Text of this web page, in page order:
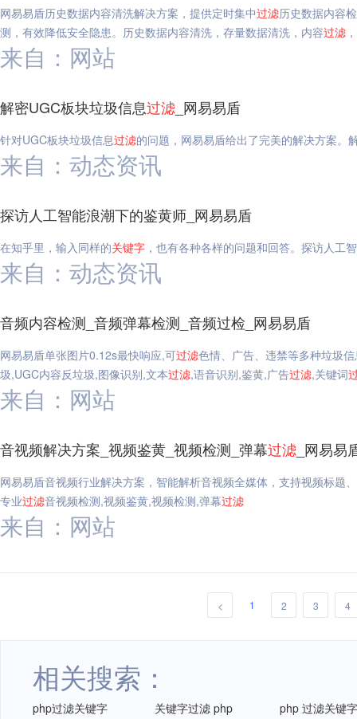
网易易盾历史数据内容清洗解决方案，提供定时集中过滤历史数据内容
测，有效降低安全隐患。历史数据内容清洗，存量数据清洗，内容过滤
来自：网站
解密UGC板块垃圾信息过滤 _网易易盾
针对UGC板块垃圾信息过滤的问题，网易易盾给出了完美的解决方案。
来自：动态资讯
探访人工智能浪潮下的鉴黄师_网易易盾
在知乎里，输入同样的关键字 ，也有各种各样的问题和回答。探访人工
来自：动态资讯
音频内容检测_音频弹幕检测_音频过检_网易易盾
网易易盾单张图片0.12s最快响应,可过滤色情、广告、违禁等多种垃圾
圾,UGC内容反垃圾,图像识别,文本过滤,语音识别,鉴黄,广告过滤,关键词
来自：网站
音视频解决方案_视频鉴黄_视频检测_弹幕过滤 _网易易
网易易盾音视频行业解决方案，智能解析音视频全媒体，支持视频标题
专业过滤音视频检测,视频鉴黄,视频检测,弹幕过滤
来自：网站
< 1 2 3 4
相关搜索：
php过滤关键字 关键字过滤 php
php 过滤关键字